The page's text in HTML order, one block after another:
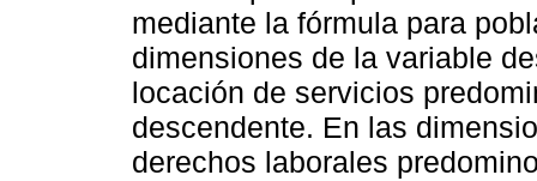
mediante la fórmula para
dimensiones de la variable
locación de servicios
descendente. En las
derechos laborales